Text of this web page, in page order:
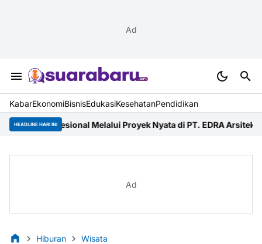
Ad
KabarEkonomiBisnisEdukasiKesehatanPendidikan
HEADLINE HARI INI
Melalui Proyek Nyata di PT. EDRA Arsitek Indonesia
Ad
Hiburan Wisata